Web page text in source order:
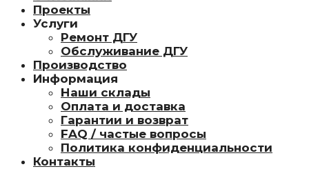
Проекты
Услуги
Ремонт ДГУ
Обслуживание ДГУ
Производство
Информация
Наши склады
Оплата и доставка
Гарантии и возврат
FAQ / частые вопросы
Политика конфиденциальности
Контакты